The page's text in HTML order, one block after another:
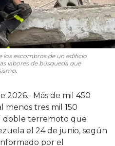
los escombros de un edificio
labores de búsqueda que
2026.- Más de mil 450
menos tres mil 150
doble terremoto que
el 24 de junio, según
por el